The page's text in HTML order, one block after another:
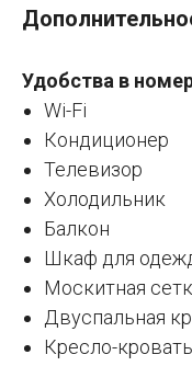
Удобства в
Wi-Fi
Кондиционер
Телевизор
Холодильник
Балкон
Шкаф для
Москитная
Двуспальная
Кресло-кровать